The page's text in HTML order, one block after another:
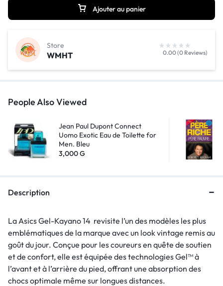
Ajouter au panier
Store
WMHT 0.00 (0 Reviews)
People Also Viewed
Jean Paul Dupont Connect
Uomo Exotic Eau de Toilette for
Men. Bleu
3,000G
Description
La Asics Gel-Kayano 14 revisite l’un des modèles les plus
emblématiques de la marque avec un look vintage remis au
goût du jour. Conçue pour les coureurs en quête de soutien
et de confort, elle est équipée des technologies Gel™ à
l’avant et à l’arrière du pied, offrant une absorption des
chocs optimale même sur longues distances.